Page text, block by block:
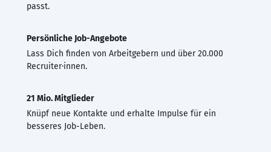
passt.
Persönliche Job-Angebote
Lass Dich finden von Arbeitgebern und über 20.000
Recruiter·innen.
21 Mio. Mitglieder
Knüpf neue Kontakte und erhalte Impulse für ein
besseres Job-Leben.